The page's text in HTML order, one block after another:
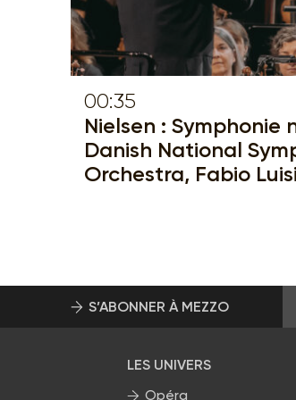
00:35
Nielsen : Symphonie
Danish National
Orchestra, Fabio Luisi
S’ABONNER À MEZZO
LES UNIVERS
Opéra